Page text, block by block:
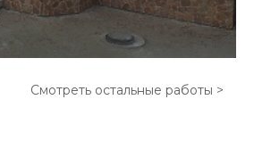
Смотреть остальные работы >